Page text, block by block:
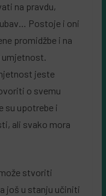
na pravdu,
Postoje i oni
promidžbe i na
umjetnost.
jeste
o svemu
su upotrebe i
ali svako mora
stvoriti
još u stanju učiniti